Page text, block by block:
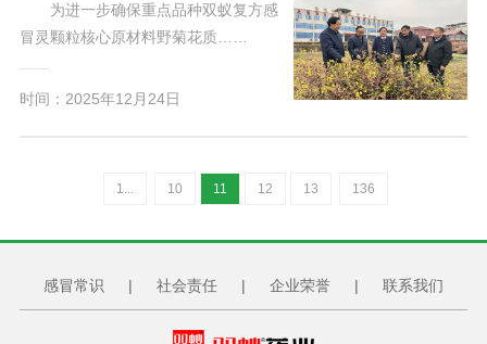
为进一步确保重点品种双蚁复方感
冒灵颗粒核心原材料野菊花质……
时间：2025年12月24日
1... 10 11 12 13 136
感冒常识 | 社会责任 | 企业荣誉 | 联系我们